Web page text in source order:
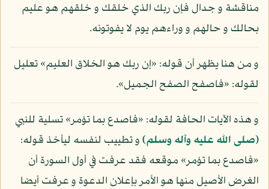
مناقشة و جدال فإن ربك الذي خلقك و خلقهم هو عليم
بحالك و حالهم و وراءهم يوم لا يفوتونه.
و من هنا يظهر أن قوله: «إن ربك هو الخلاق العليم» تعليل
لقوله: «فاصفح الصفح الجميل».
و هذه الآيات الحافة لقوله: «فاصدع بما تؤمر» تسلية للنبي
(صلى الله عليه وآله وسلم)و تطييب لنفسه ليأخذ قوله:
«فاصدع بما تؤمر» موقعه فقد عرفت في أول السورة أن
الغرض الأصيل منها هو الأمر بإعلان الدعوة و عرفت أيضا